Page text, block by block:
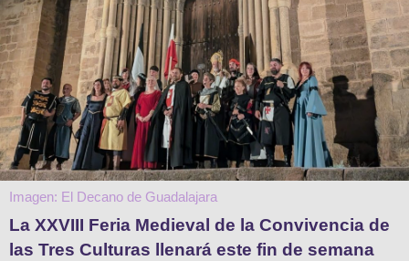
Imagen: El Decano de Guadalajara
La XXVIII Feria Medieval de la Convivencia de
las Tres Culturas llenará este fin de semana